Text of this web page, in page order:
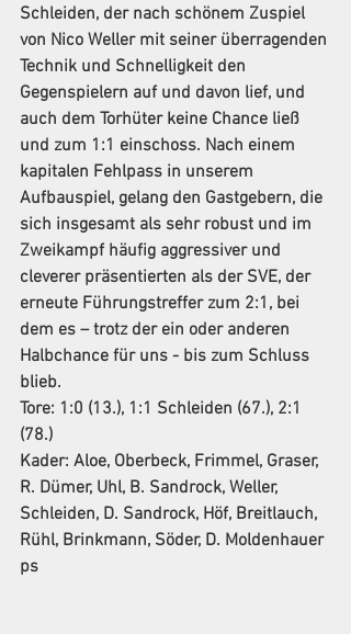
Schleiden, der nach schönem Zuspiel
von Nico Weller mit seiner überragenden
Technik und Schnelligkeit den
Gegenspielern auf und davon lief, und
auch dem Torhüter keine Chance ließ
und zum 1:1 einschoss. Nach einem
kapitalen Fehlpass in unserem
Aufbauspiel, gelang den Gastgebern, die
sich insgesamt als sehr robust und im
Zweikampf häufig aggressiver und
cleverer präsentierten als der SVE, der
erneute Führungstreffer zum 2:1, bei
dem es – trotz der ein oder anderen
Halbchance für uns - bis zum Schluss
blieb.
Tore: 1:0 (13.), 1:1 Schleiden (67.), 2:1
(78.)
Kader: Aloe, Oberbeck, Frimmel, Graser,
R. Dümer, Uhl, B. Sandrock, Weller,
Schleiden, D. Sandrock, Höf, Breitlauch,
Rühl, Brinkmann, Söder, D. Moldenhauer
ps